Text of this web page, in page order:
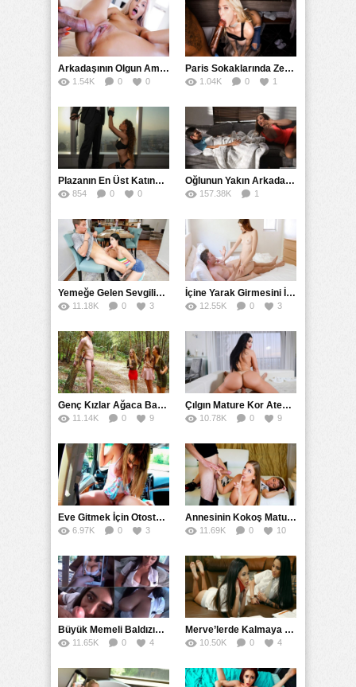
Arkadaşının Olgun Amcasına Siktirip İçine Boşalmasını İstedi
1.54K 0 0
Paris Sokaklarında Zenci Yarağını Gırtlağına Kadar İndirdi
1.04K 0 1
Plazanın En Üst Katında Üst Seviye Köle Fantezisi Sikişi
854 0 0
Oğlunun Yakın Arkadaşına Yorgan Altından Sulanan Milf
157.38K
1
Yemeğe Gelen Sevgilisinin Arkadaşına Yarak Yedirdi
11.18K 0 3
İçine Yarak Girmesini İsteyince Kuzeninin Penisini Kullandı
12.55K 0 3
Genç Kızlar Ağaca Bağlayarak Tecavüz Etmek İstediler
11.14K 0 9
Çılgın Mature Kor Ateşiyle Misafirini Yakıp Eritti
10.78K 0 9
Eve Gitmek İçin Otostop Çeken Üniversiteli Bedelini Ödedi
6.97K 0 3
Annesinin Kokoş Mature Arkadaşı Tarafından Saksoya Uğradı
11.69K 0 10
Büyük Memeli Baldızının Takipçilerinin Çoğalması İçin Yardım Etti
11.65K 0 4
Merve’lerde Kalmaya Gelen Liseli Kız Fanteziyi Dibine Verdirdi
10.50K 0 4